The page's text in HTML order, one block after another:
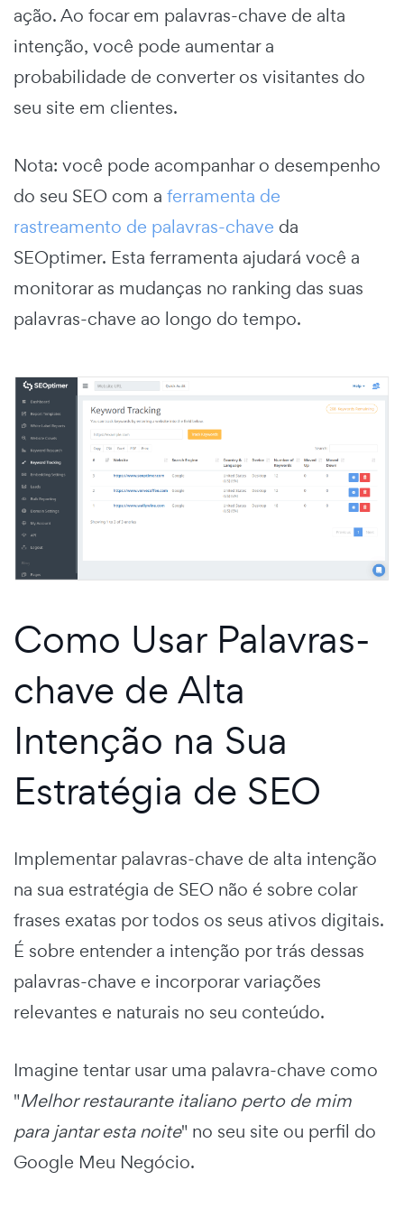
ação. Ao focar em palavras-chave de alta
intenção, você pode aumentar a
probabilidade de converter os visitantes do
seu site em clientes.
Nota: você pode acompanhar o desempenho
do seu SEO com a ferramenta de
rastreamento de palavras-chave da
SEOptimer. Esta ferramenta ajudará você a
monitorar as mudanças no ranking das suas
palavras-chave ao longo do tempo.
Como Usar Palavras-
chave de Alta
Intenção na Sua
Estratégia de SEO
Implementar palavras-chave de alta intenção
na sua estratégia de SEO não é sobre colar
frases exatas por todos os seus ativos digitais.
É sobre entender a intenção por trás dessas
palavras-chave e incorporar variações
relevantes e naturais no seu conteúdo.
Imagine tentar usar uma palavra-chave como
"Melhor restaurante italiano perto de mim
para jantar esta noite" no seu site ou perfil do
Google Meu Negócio.